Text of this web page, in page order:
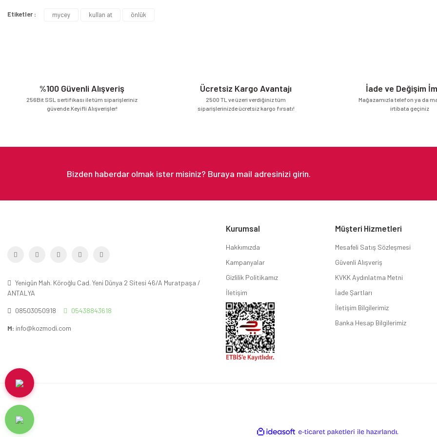
Etiketler : mycey kullan at önlük
%100 Güvenli Alışveriş
256Bit SSL sertifikası ile tüm siparişleriniz
güvende.Keyifli Alışverişler!
Ücretsiz Kargo Avantajı
2500 TL ve üzeri verdiğiniz tüm
siparişlerinizde ücretsiz kargo fırsatı!
İade ve Değişim
Mağazamızla telefon ya da
irtibata geçiniz
Yenigün Mah. Köroğlu Cad. Yeni Dünya 2 Sitesi 46/A Muratpaşa /
ANTALYA
08503050918 05438843618
M: info@kozmodi.com
Kurumsal
Hakkımızda
Kampanyalar
Gizlilik Politikamız
İletişim
Müşteri Hizmetleri
Mesafeli Satış Sözleşmesi
Güvenli Alışveriş
KVKK Aydınlatma Metni
İade Şartları
İletişim Bilgilerimiz
Banka Hesap Bilgilerimiz
ideasoft e-